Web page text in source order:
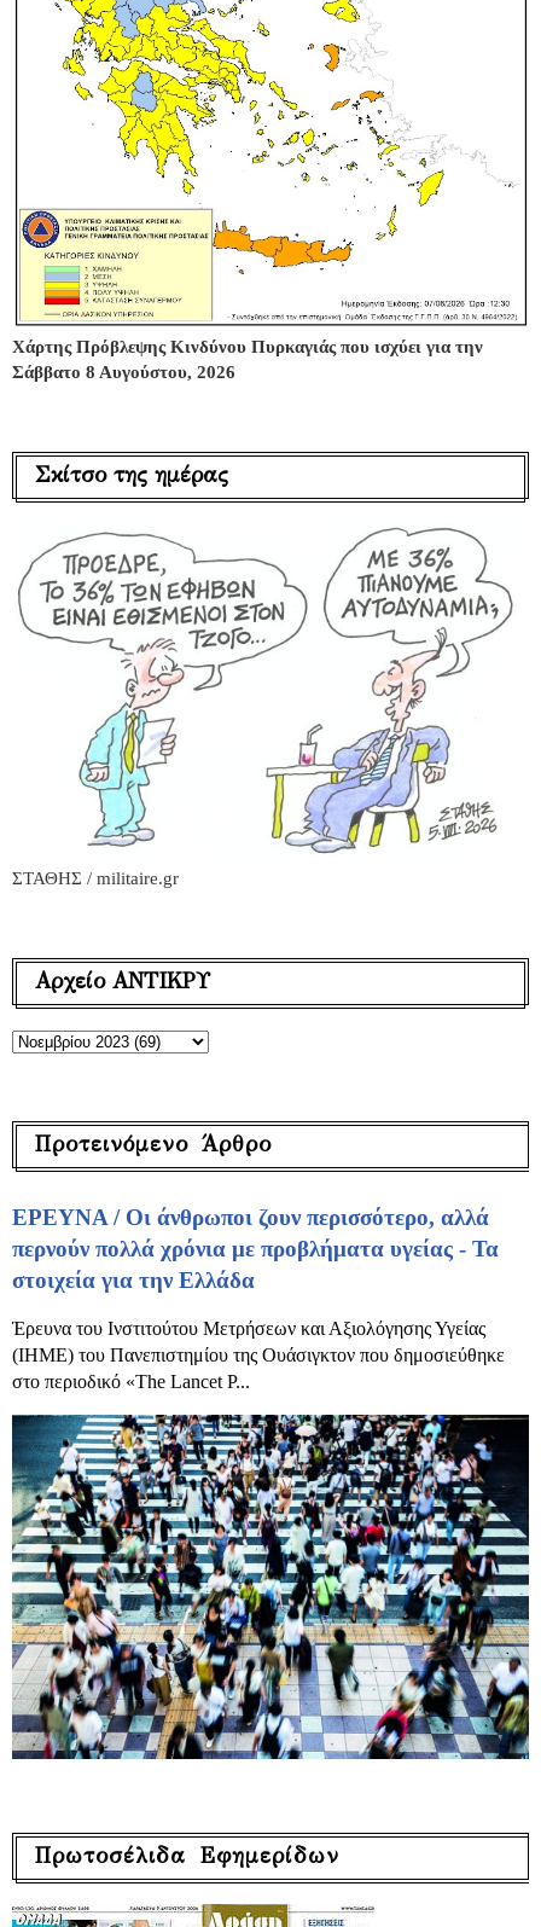
Χάρτης Πρόβλεψης Κινδύνου Πυρκαγιάς που ισχύει για την
Σάββατο 8 Αυγούστου, 2026
Σκίτσο της ημέρας
ΣΤΑΘΗΣ / militaire.gr
Αρχείο ΑΝΤΙΚΡΥ
Προτεινόμενο Άρθρο
ΕΡΕΥΝΑ / Οι άνθρωποι ζουν περισσότερο, αλλά
περνούν πολλά χρόνια με προβλήματα υγείας - Τα
στοιχεία για την Ελλάδα
Έρευνα του Ινστιτούτου Μετρήσεων και Αξιολόγησης Υγείας
(IHME) του Πανεπιστημίου της Ουάσιγκτον που δημοσιεύθηκε
στο περιοδικό «The Lancet P...
Πρωτοσέλιδα Εφημερίδων